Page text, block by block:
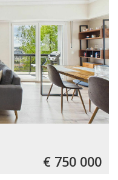
€ 750 000